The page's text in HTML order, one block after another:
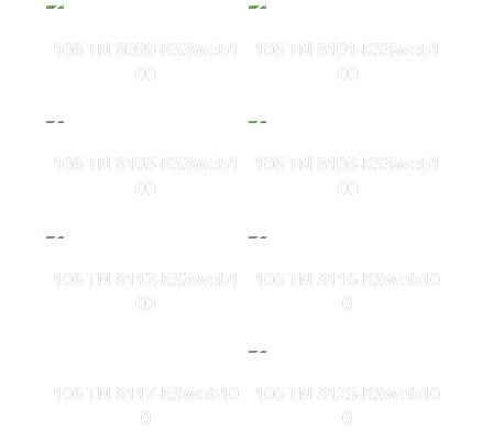
106 TN 8099-KS3web1
00
106 TN 8101-KS3web1
00
106 TN 8103-KS3web1
00
106 TN 8108-KS3web1
00
106 TN 8112-KS3web1
00
106 TN 8116-KSweb10
0
106 TN 8117-KSweb10
0
106 TN 8123-KSweb10
0